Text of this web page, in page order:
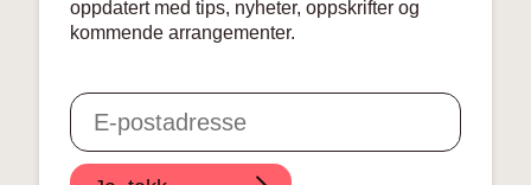
© 2024 Palmer Group AS
oppdatert med tips, nyheter, oppskrifter og
kommende arrangementer.